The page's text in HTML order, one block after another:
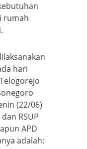
rumah
hari
(22/06)
RSUP
APD
adalah: